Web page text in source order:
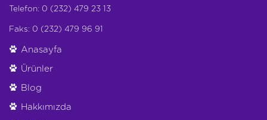
Telefon: 0 (232) 479 23 13
Faks: 0 (232) 479 96 91
Anasayfa
Ürünler
Blog
Hakkımızda